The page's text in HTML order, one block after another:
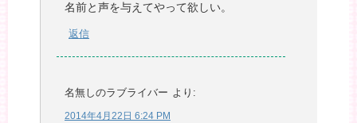
名前と声を与えてやって欲しい。
返信
名無しのラブライバー より:
2014年4月22日 6:24 PM